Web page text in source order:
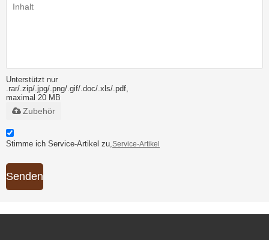
Unterstützt nur
.rar/.zip/.jpg/.png/.gif/.doc/.xls/.pdf,
maximal 20 MB
Zubehör
Stimme ich Service-Artikel zu, Service-Artikel
Senden